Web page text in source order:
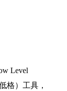
Level
格）工具，